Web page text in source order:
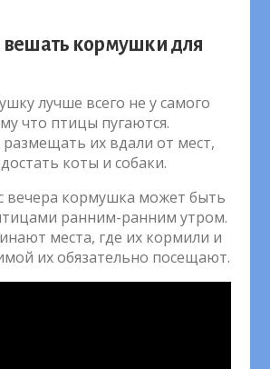
вешать кормушки для
лучше всего не у самого
что птицы пугаются.
их вдали от мест,
коты и собаки.
вечера кормушка может быть
ранним-ранним утром.
места, где их кормили и
их обязательно посещают.